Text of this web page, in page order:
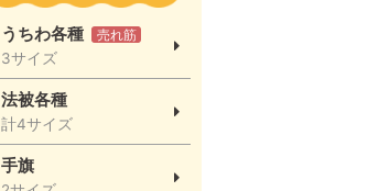
うちわ各種 売れ筋
3サイズ
法被各種
計4サイズ
手旗